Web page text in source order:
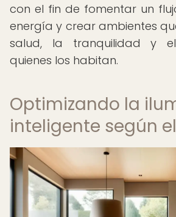
con el fin de fomentar un
energía y crear ambientes
salud, la tranquilidad y
quienes los habitan.
Optimizando la
inteligente según